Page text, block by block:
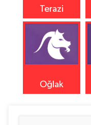
Terazi
Oğlak